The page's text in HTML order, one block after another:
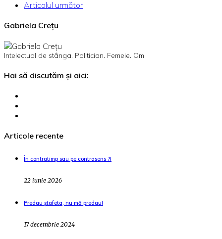
Articolul următor
Gabriela Crețu
Intelectual de stânga. Politician. Femeie. Om
Hai să discutăm și aici:
Articole recente
În contratimp sau pe contrasens ?!
22 iunie 2026
Predau ștafeta, nu mă predau!
17 decembrie 2024